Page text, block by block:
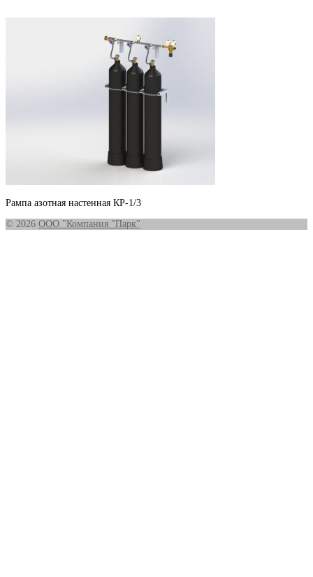
Рампа азотная настенная КР-1/3
© 2026 ООО "Компания "Парк"